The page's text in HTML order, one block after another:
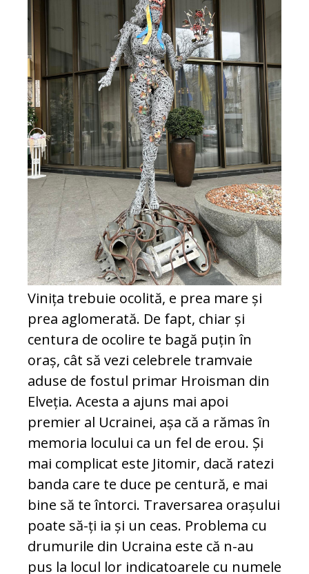
Vinița trebuie ocolită, e prea mare și
prea aglomerată. De fapt, chiar și
centura de ocolire te bagă puțin în
oraș, cât să vezi celebrele tramvaie
aduse de fostul primar Hroisman din
Elveția. Acesta a ajuns mai apoi
premier al Ucrainei, așa că a rămas în
memoria locului ca un fel de erou. Și
mai complicat este Jitomir, dacă ratezi
banda care te duce pe centură, e mai
bine să te întorci. Traversarea orașului
poate să-ți ia și un ceas. Problema cu
drumurile din Ucraina este că n-au
pus la locul lor indicatoarele cu numele